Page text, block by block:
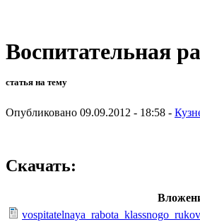
Воспитательная
статья на тему
Опубликовано 09.09.2012 - 18:58 -
Скачать: